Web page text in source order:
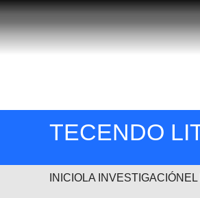
TECENDO
INICIOLA INVESTIGACIÓN